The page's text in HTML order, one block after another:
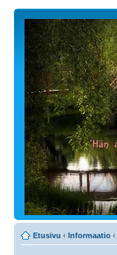
Etusivu ‹ Informaatio ‹